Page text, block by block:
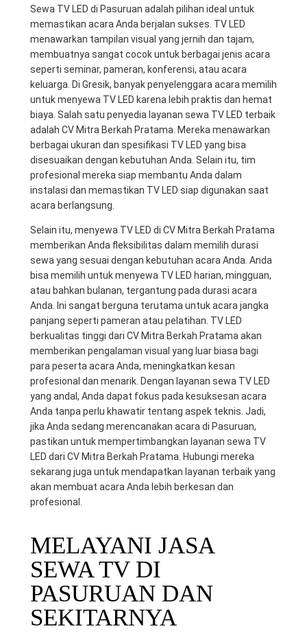
Sewa TV LED di Pasuruan adalah pilihan ideal untuk
memastikan acara Anda berjalan sukses. TV LED
menawarkan tampilan visual yang jernih dan tajam,
membuatnya sangat cocok untuk berbagai jenis acara
seperti seminar, pameran, konferensi, atau acara
keluarga. Di Gresik, banyak penyelenggara acara memilih
untuk menyewa TV LED karena lebih praktis dan hemat
biaya. Salah satu penyedia layanan sewa TV LED terbaik
adalah CV Mitra Berkah Pratama. Mereka menawarkan
berbagai ukuran dan spesifikasi TV LED yang bisa
disesuaikan dengan kebutuhan Anda. Selain itu, tim
profesional mereka siap membantu Anda dalam
instalasi dan memastikan TV LED siap digunakan saat
acara berlangsung.
Selain itu, menyewa TV LED di CV Mitra Berkah Pratama
memberikan Anda fleksibilitas dalam memilih durasi
sewa yang sesuai dengan kebutuhan acara Anda. Anda
bisa memilih untuk menyewa TV LED harian, mingguan,
atau bahkan bulanan, tergantung pada durasi acara
Anda. Ini sangat berguna terutama untuk acara jangka
panjang seperti pameran atau pelatihan. TV LED
berkualitas tinggi dari CV Mitra Berkah Pratama akan
memberikan pengalaman visual yang luar biasa bagi
para peserta acara Anda, meningkatkan kesan
profesional dan menarik. Dengan layanan sewa TV LED
yang andal, Anda dapat fokus pada kesuksesan acara
Anda tanpa perlu khawatir tentang aspek teknis. Jadi,
jika Anda sedang merencanakan acara di Pasuruan,
pastikan untuk mempertimbangkan layanan sewa TV
LED dari CV Mitra Berkah Pratama. Hubungi mereka
sekarang juga untuk mendapatkan layanan terbaik yang
akan membuat acara Anda lebih berkesan dan
profesional.
MELAYANI JASA
SEWA TV DI
PASURUAN DAN
SEKITARNYA